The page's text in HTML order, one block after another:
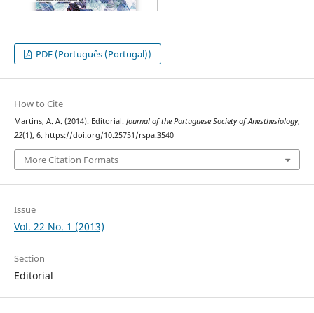
PDF (Português (Portugal))
How to Cite
Martins, A. A. (2014). Editorial. Journal of the Portuguese Society of Anesthesiology,
22(1), 6. https://doi.org/10.25751/rspa.3540
More Citation Formats
Issue
Vol. 22 No. 1 (2013)
Section
Editorial